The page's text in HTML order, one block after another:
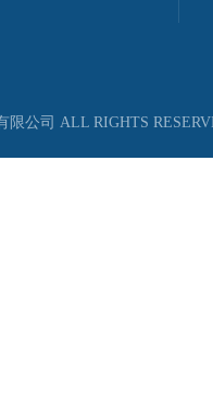
限公司 ALL RIGHTS